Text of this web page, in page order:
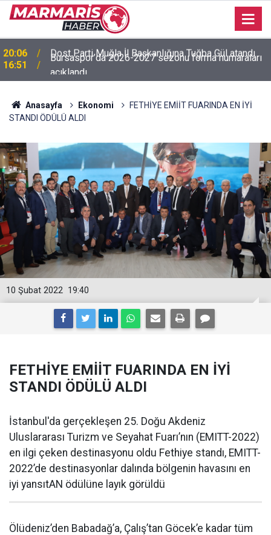
16:51
Bursaspor’da 2026-2027 sezonu forma numaraları
açıklandı
Anasayfa Ekonomi
FETHİYE EMİİT FUARINDA EN İYİ
STANDI ÖDÜLÜ ALDI
19:40
10 Şubat 2022
FETHİYE EMİİT FUARINDA EN İYİ
STANDI ÖDÜLÜ ALDI
İstanbul'da gerçekleşen 25. Doğu Akdeniz
Uluslararası Turizm ve Seyahat Fuarı’nın (EMITT-2022)
en ilgi çeken destinasyonu oldu Fethiye standı, EMITT-
2022’de destinasyonlar dalında bölgenin havasını en
iyi yansıtAN ödülüne layık görüldü
Ölüdeniz’den Babadağ’a, Çalış’tan Göcek’e kadar tüm